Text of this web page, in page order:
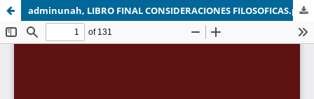
adminunah, LIBRO FINAL CONSIDERACIONES FILOSOFICAS.pdf